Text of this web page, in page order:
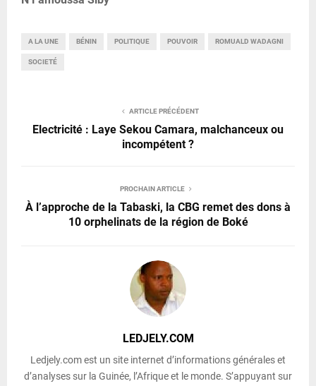
A LA UNE BÉNIN POLITIQUE POUVOIR ROMUALD WADAGNI
SOCIETÉ
ARTICLE PRÉCÉDENT
Electricité : Laye Sekou Camara, malchanceux ou
incompétent ?
PROCHAIN ARTICLE
À l’approche de la Tabaski, la CBG remet des dons à
10 orphelinats de la région de Boké
LEDJELY.COM
Ledjely.com est un site internet d’informations générales et
d’analyses sur la Guinée, l’Afrique et le monde. S’appuyant sur